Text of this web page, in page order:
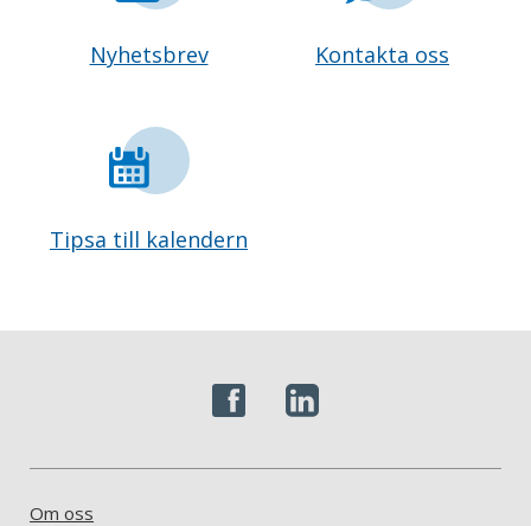
Nyhetsbrev Kontakta oss
Tipsa till kalendern
Om oss